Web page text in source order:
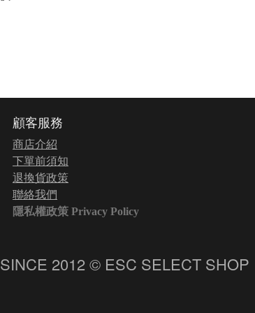
顧客服務
商店介紹
下單前須知
退換貨政策
聯絡我們
隱私權政策 Privacy Policy
SINCE 2012 © ESC SELECT SHOP